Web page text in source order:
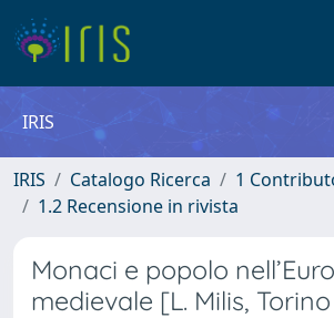
IRIS
IRIS Catalogo Ricerca
1
1.2 Recensione in rivista
Monaci e popolo
medievale [L. Milis,